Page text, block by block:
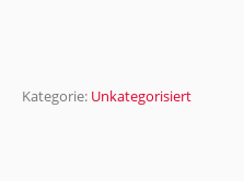
Kategorie: Unkategorisiert